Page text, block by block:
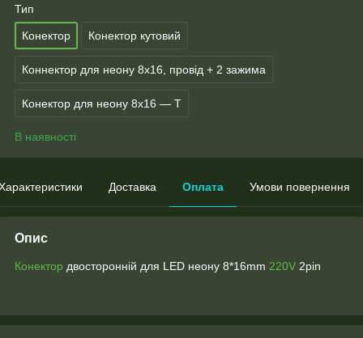
Тип
Конектор Конектор кутовий
Коннектор для неону 8х16, провід + 2 зажима
Конектор для неону 8х16 — T
В наявності
Доставка Оплата Умови повернення
Опис
Конектор двосторонній для LED неону 8*16mm 220V 2pin